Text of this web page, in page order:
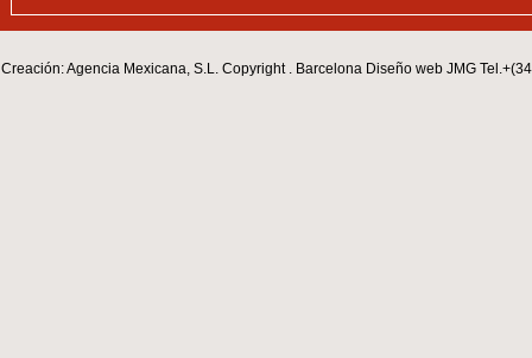
Creación: Agencia Mexicana, S.L. Copyright . Barcelona Diseño web JMG